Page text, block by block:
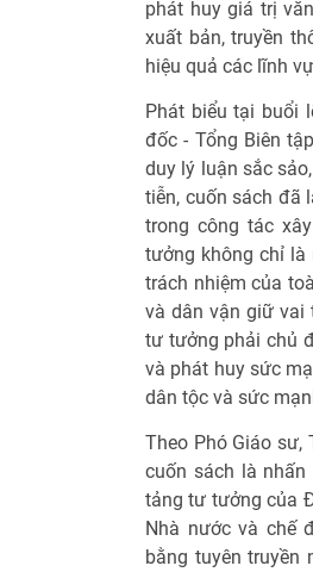
phát huy giá trị
xuất bản, truyền
hiệu quả các lĩnh
Phát biểu tại buổi
đốc - Tổng Biên
duy lý luận sắc
tiễn, cuốn sách đã
trong công tác
tưởng không chỉ là
trách nhiệm của
và dân vận giữ vai
tư tưởng phải chủ
và phát huy sức
dân tộc và sức
Theo Phó Giáo
cuốn sách là
tảng tư tưởng của
Nhà nước và chế
bằng tuyên truyền